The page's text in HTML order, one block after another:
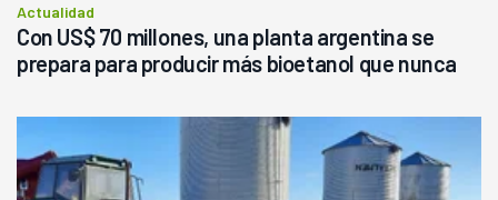
Actualidad
Con US$ 70 millones, una planta argentina se
prepara para producir más bioetanol que nunca